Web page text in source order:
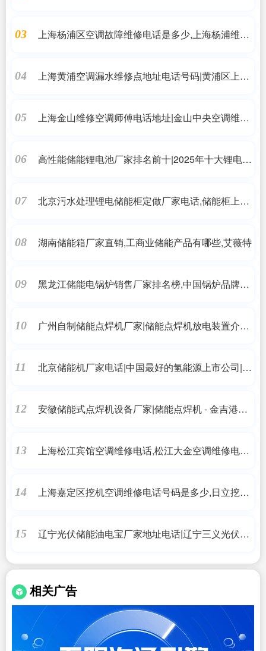
03
上海杨浦区空调故障维修电话是多少,上海杨浦维修
04
上海黄浦空调漏水维修点地址电话号码|黄浦区上门
05
上海金山维修空调师傅电话地址|金山中央空调维修
06
高性能储能锂电池厂家排名前十|2025年十大锂电池
07
北京污水处理锂电储能柜定做厂家电话,储能柜上海
08 湖南储能箱厂家直销,工商业储能产品有哪些,艾薇特
09
黑龙江储能电锅炉销售厂家排名榜,中国锅炉品牌推
10
广州自制储能点焊机厂家|储能点焊机放电装置介绍|
11
北京储能机厂家电话|中国最好的氢能源上市公司|艾
12
安徽储能式点焊机设备厂家|储能点焊机 - 金吉港焊
13
上海松江宾馆空调维修电话,松江大金空调维修电话
14
上海嘉定区挖机空调维修电话号码是多少,日立挖掘
15
辽宁光伏储能油电宝厂家地址电话|辽宁三义光伏电
相关广告